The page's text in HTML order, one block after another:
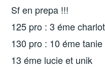
Sf en prepa !!!
125 pro : 3 éme
130 pro : 10 éme
13 éme lucie et unik